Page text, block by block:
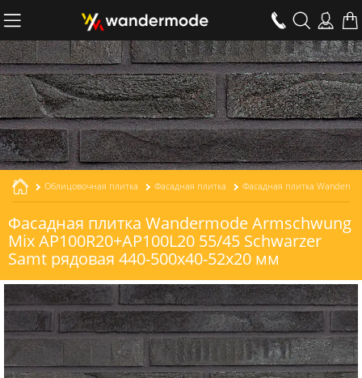
Облицовочная плитка Фасадная плитка
Фасадная плитка Wandermode Armschwung
Mix AP100R20+AP100L20 55/45 Schwarzer
Samt рядовая 440-500x40-52x20 мм